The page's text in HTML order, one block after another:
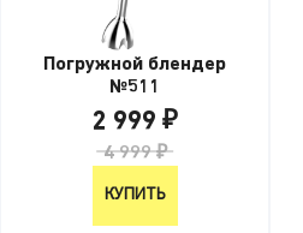
Погружной блендер
№511
2 999 ₽
4 999 ₽
КУПИТЬ